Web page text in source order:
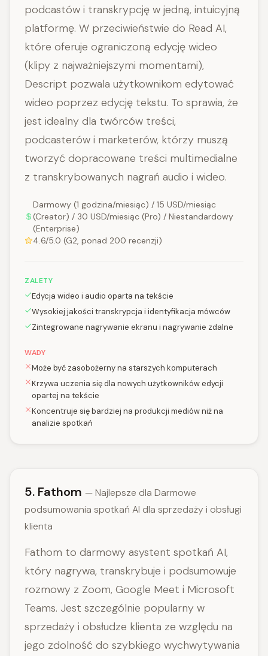
podcastów i transkrypcję w jedną, intuicyjną
platformę. W przeciwieństwie do Read AI,
które oferuje ograniczoną edycję wideo
(klipy z najważniejszymi momentami),
Descript pozwala użytkownikom edytować
wideo poprzez edycję tekstu. To sprawia, że
jest idealny dla twórców treści,
podcasterów i marketerów, którzy muszą
tworzyć dopracowane treści multimedialne
z transkrybowanych nagrań audio i wideo.
Darmowy (1 godzina/miesiąc) / 15 USD/miesiąc
(Creator) / 30 USD/miesiąc (Pro) / Niestandardowy
(Enterprise)
4.6/5.0 (G2, ponad 200 recenzji)
ZALETY
Edycja wideo i audio oparta na tekście
Wysokiej jakości transkrypcja i identyfikacja mówców
Zintegrowane nagrywanie ekranu i nagrywanie zdalne
WADY
Może być zasobożerny na starszych komputerach
Krzywa uczenia się dla nowych użytkowników edycji
opartej na tekście
Koncentruje się bardziej na produkcji mediów niż na
analizie spotkań
5. Fathom — Najlepsze dla Darmowe
podsumowania spotkań AI dla sprzedaży i obsługi
klienta
Fathom to darmowy asystent spotkań AI,
który nagrywa, transkrybuje i podsumowuje
rozmowy z Zoom, Google Meet i Microsoft
Teams. Jest szczególnie popularny w
sprzedaży i obsłudze klienta ze względu na
jego zdolność do szybkiego wychwytywania